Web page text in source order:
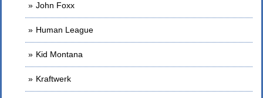
John Foxx
Human League
Kid Montana
Kraftwerk